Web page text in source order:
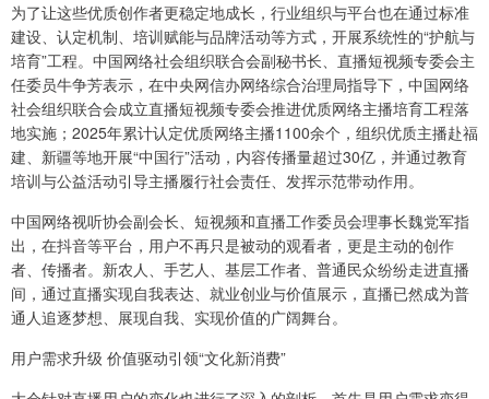
为了让这些优质创作者更稳定地成长，行业组织与平台也在通过标准
建设、认定机制、培训赋能与品牌活动等方式，开展系统性的“护航与
培育”工程。中国网络社会组织联合会副秘书长、直播短视频专委会主
任委员牛争芳表示，在中央网信办网络综合治理局指导下，中国网络
社会组织联合会成立直播短视频专委会推进优质网络主播培育工程落
地实施；2025年累计认定优质网络主播1100余个，组织优质主播赴福
建、新疆等地开展“中国行”活动，内容传播量超过30亿，并通过教育
培训与公益活动引导主播履行社会责任、发挥示范带动作用。
中国网络视听协会副会长、短视频和直播工作委员会理事长魏党军指
出，在抖音等平台，用户不再只是被动的观看者，更是主动的创作
者、传播者。新农人、手艺人、基层工作者、普通民众纷纷走进直播
间，通过直播实现自我表达、就业创业与价值展示，直播已然成为普
通人追逐梦想、展现自我、实现价值的广阔舞台。
用户需求升级 价值驱动引领“文化新消费”